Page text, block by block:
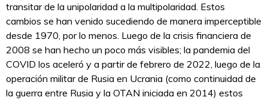
transitar de la unipolaridad a la multipolaridad. Estos
cambios se han venido sucediendo de manera imperceptible
desde 1970, por lo menos. Luego de la crisis financiera de
2008 se han hecho un poco más visibles; la pandemia del
COVID los aceleró y a partir de febrero de 2022, luego de la
operación militar de Rusia en Ucrania (como continuidad de
la guerra entre Rusia y la OTAN iniciada en 2014) estos